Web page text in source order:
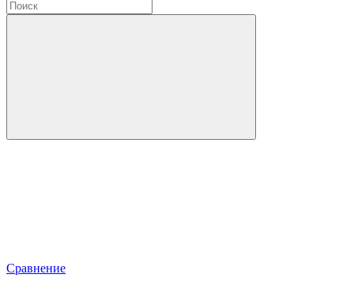
Сравнение